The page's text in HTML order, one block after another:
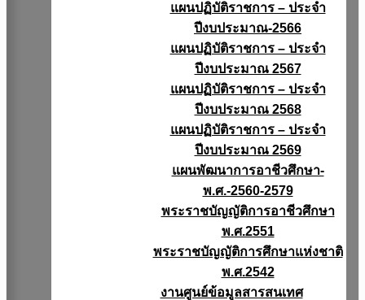
แผนปฏิบัติราชการ – ประจำ
ปีงบประมาณ-2566
แผนปฏิบัติราชการ – ประจำ
ปีงบประมาณ 2567
แผนปฏิบัติราชการ – ประจำ
ปีงบประมาณ 2568
แผนปฏิบัติราชการ – ประจำ
ปีงบประมาณ 2569
แผนพัฒนาการอาชีวศึกษา-
พ.ศ.-2560-2579
พระราชบัญญัติการอาชีวศึกษา
พ.ศ.2551
พระราชบัญญัติการศึกษาแห่งชาติ
พ.ศ.2542
งานศูนย์ข้อมูลสารสนเทศ